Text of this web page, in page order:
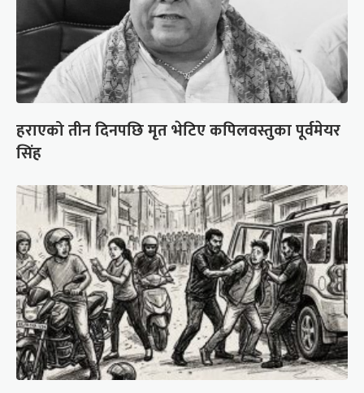
हराएको तीन दिनपछि मृत भेटिए कपिलवस्तुका पूर्वमेयर
सिंह